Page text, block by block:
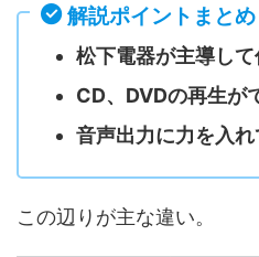
解説ポイントまとめ
松下電器が主導し
CD、DVDの再生が
音声出力に力を入れ
この辺りが主な違い。